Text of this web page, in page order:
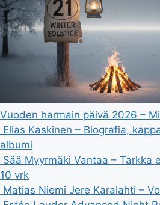
Vuoden harmain päivä 2026 –
Elias Kaskinen – Biografia,
albumi
Sää Myyrmäki Vantaa – Tarkka
10 vrk
Matias Niemi Jere Karalahti –